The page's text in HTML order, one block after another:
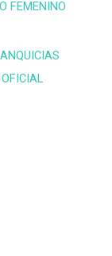
FEMENINO